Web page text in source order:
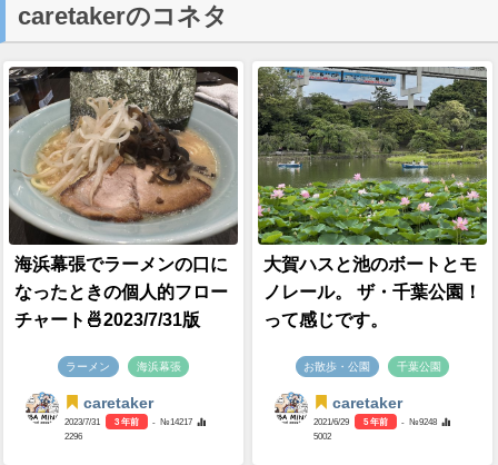
caretakerのコネタ
海浜幕張でラーメンの口に
なったときの個人的フロー
チャート🍜2023/7/31版
ラーメン 海浜幕張
caretaker
2023/7/31 3 年前
- №14217
2296
大賀ハスと池のボートとモ
ノレール。 ザ・千葉公園！
って感じです。
お散歩・公園 千葉公園
caretaker
2021/6/29 5 年前
- №9248
5002